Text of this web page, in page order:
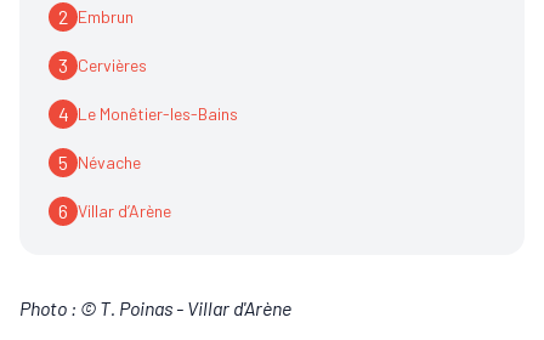
2 Embrun
3 Cervières
4 Le Monêtier-les-Bains
5 Névache
6 Villar d’Arène
Photo : © T. Poinas - Villar d'Arène